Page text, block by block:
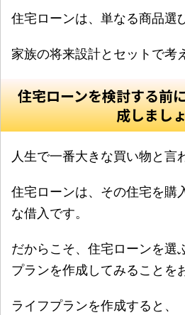
住宅ローンは、単なる商品選
家族の将来設計とセットで考
住宅ローンを検討する前
成しまし
人生で一番大きな買い物と言
住宅ローンは、その住宅を購
な借入です。
だからこそ、住宅ローンを選
プランを作成してみることを
ライフプランを作成すると、